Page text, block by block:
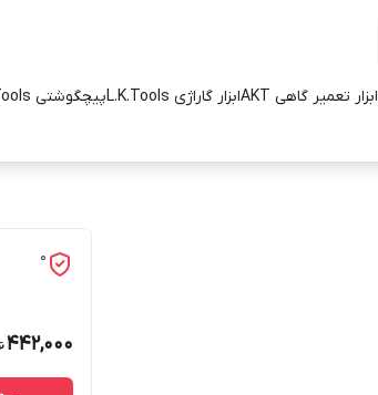
ابزار تعمیر گاهی AKT ابزار گاراژی L.K.Tools پیچگوشتی B.M.Tools
0
442,000